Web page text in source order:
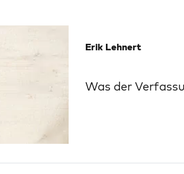
Erik Lehnert
Was der